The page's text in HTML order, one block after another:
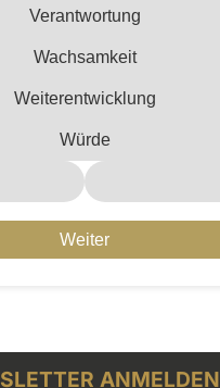
Verantwortung
Wachsamkeit
Weiterentwicklung
Würde
Weiter
ANMELDEN